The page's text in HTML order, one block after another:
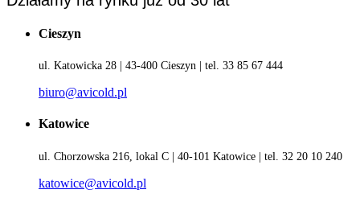
Cieszyn
ul. Katowicka 28 | 43-400 Cieszyn | tel. 33 85 67 444
biuro@avicold.pl
Katowice
ul. Chorzowska 216, lokal C | 40-101 Katowice | tel. 32 20 10 240
katowice@avicold.pl